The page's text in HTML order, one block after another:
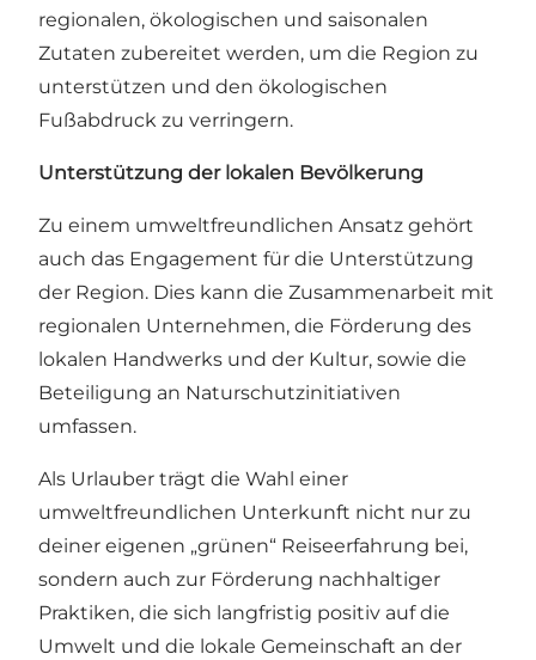
regionalen, ökologischen und saisonalen
Zutaten zubereitet werden, um die Region zu
unterstützen und den ökologischen
Fußabdruck zu verringern.
Unterstützung der lokalen Bevölkerung
Zu einem umweltfreundlichen Ansatz gehört
auch das Engagement für die Unterstützung
der Region. Dies kann die Zusammenarbeit mit
regionalen Unternehmen, die Förderung des
lokalen Handwerks und der Kultur, sowie die
Beteiligung an Naturschutzinitiativen
umfassen.
Als Urlauber trägt die Wahl einer
umweltfreundlichen Unterkunft nicht nur zu
deiner eigenen „grünen“ Reiseerfahrung bei,
sondern auch zur Förderung nachhaltiger
Praktiken, die sich langfristig positiv auf die
Umwelt und die lokale Gemeinschaft an der